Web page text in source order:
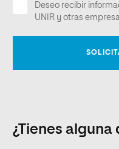
¿Tienes alguna